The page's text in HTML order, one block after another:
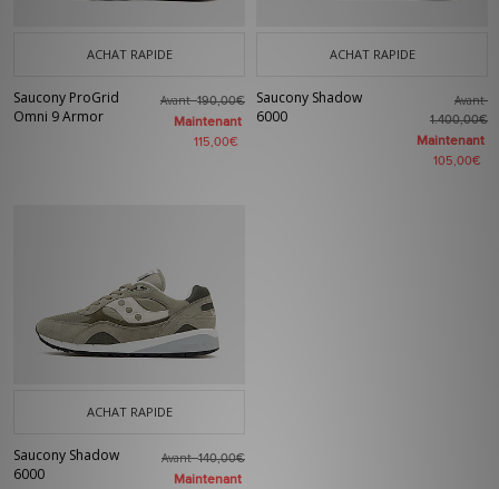
ACHAT RAPIDE
Saucony ProGrid
Omni 9 Armor
Avant190,00€
Maintenant
115,00€
ACHAT RAPIDE
Saucony Shadow
6000
Avant
1.400,00€
Maintenant
105,00€
ACHAT RAPIDE
Saucony Shadow
6000
Avant140,00€
Maintenant